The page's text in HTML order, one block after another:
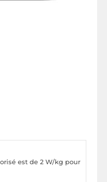
est de 2 W/kg pour